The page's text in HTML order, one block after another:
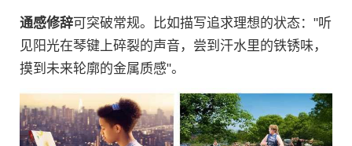
通感修辞可突破常规。比如描写追求理想的状态："听
见阳光在琴键上碎裂的声音，尝到汗水里的铁锈味，
摸到未来轮廓的金属质感"。